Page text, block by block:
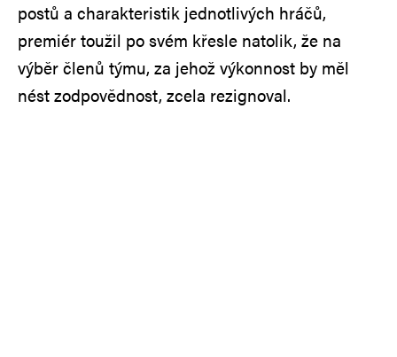
postů a charakteristik jednotlivých hráčů,
premiér toužil po svém křesle natolik, že na
výběr členů týmu, za jehož výkonnost by měl
nést zodpovědnost, zcela rezignoval.